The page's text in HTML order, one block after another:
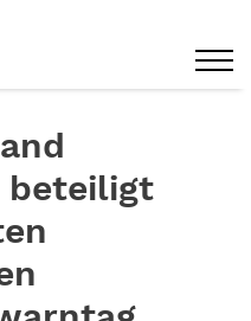
beteiligt